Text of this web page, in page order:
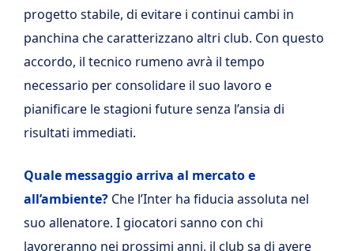
progetto stabile, di evitare i continui cambi in
panchina che caratterizzano altri club. Con questo
accordo, il tecnico rumeno avrà il tempo
necessario per consolidare il suo lavoro e
pianificare le stagioni future senza l’ansia di
risultati immediati.
Quale messaggio arriva al mercato e
all’ambiente? Che l’Inter ha fiducia assoluta nel
suo allenatore. I giocatori sanno con chi
lavoreranno nei prossimi anni, il club sa di avere